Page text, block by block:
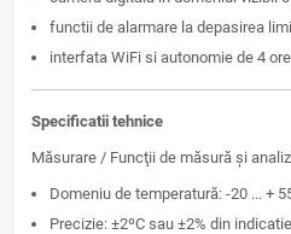
functii de alarmare la depasirea
interfata WiFi si autonomie de 4
Specificatii tehnice
Măsurare / Funcţii de măsură şi
Domeniu de temperatură: -20 ... +
Precizie: ±2ºC sau ±2% din indicatie